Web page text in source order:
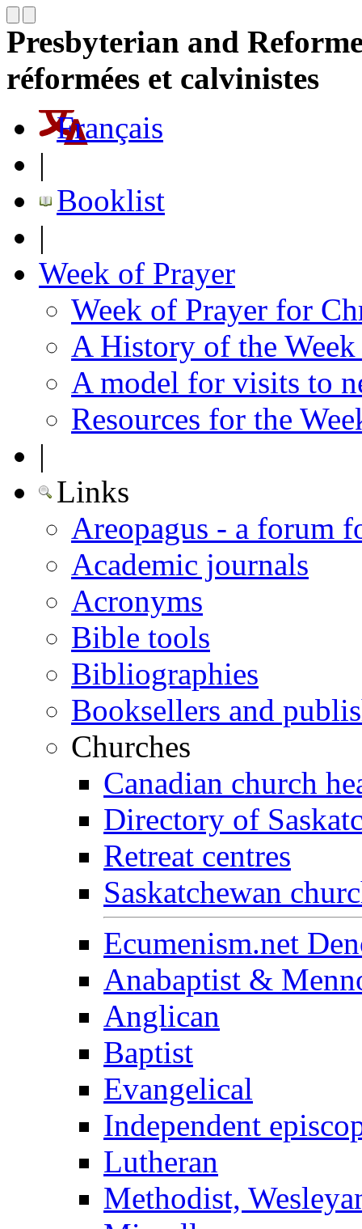
Presbyterian and
réformées et calvinistes
Français
|
Booklist
|
Week of Prayer
Week of Prayer for
A History of the
A model for visits to
Resources for the
|
Links
Areopagus - a forum
Academic journals
Acronyms
Bible tools
Bibliographies
Booksellers and
Churches
Canadian church
Directory of
Retreat centres
Saskatchewan
Ecumenism.net
Anabaptist &
Anglican
Baptist
Evangelical
Independent
Lutheran
Methodist,